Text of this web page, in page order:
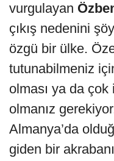
vurgulayan
çıkış nedenini
özgü bir ülke.
tutunabilmeniz
olması ya da
olmanız
Almanya’da
giden bir